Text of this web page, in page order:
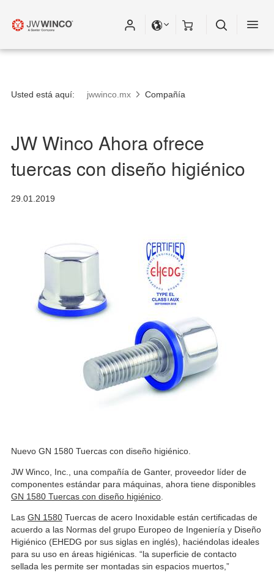
Usted está aquí: jwwinco.mx Compañía
JW Winco Ahora ofrece
tuercas con diseño higiénico
29.01.2019
Nuevo GN 1580 Tuercas con diseño higiénico.
JW Winco, Inc., una compañía de Ganter, proveedor líder de
componentes estándar para máquinas, ahora tiene disponibles
GN 1580 Tuercas con diseño higiénico
Las GN 1580 Tuercas de acero Inoxidable están certificadas de
acuerdo a las Normas del grupo Europeo de Ingeniería y Diseño
Higiénico (EHEDG por sus siglas en inglés), haciéndolas ideales
para su uso en áreas higiénicas. “la superficie de contacto
sellada les permite ser montadas sin espacios muertos,”